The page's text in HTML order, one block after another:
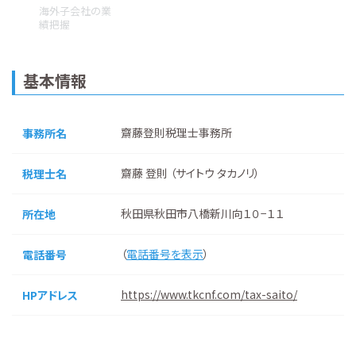
海外子会社の業
績把握
基本情報
事務所名 齋藤登則税理士事務所
税理士名 齋藤 登則 （サイトウ タカノリ）
所在地 秋田県秋田市八橋新川向１０−１１
電話番号 （電話番号を表示）
HPアドレス https://www.tkcnf.com/tax-saito/